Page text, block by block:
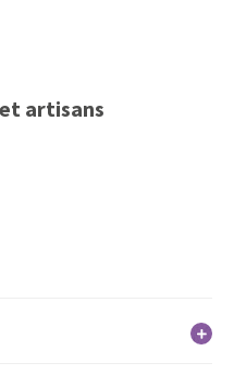
artisans